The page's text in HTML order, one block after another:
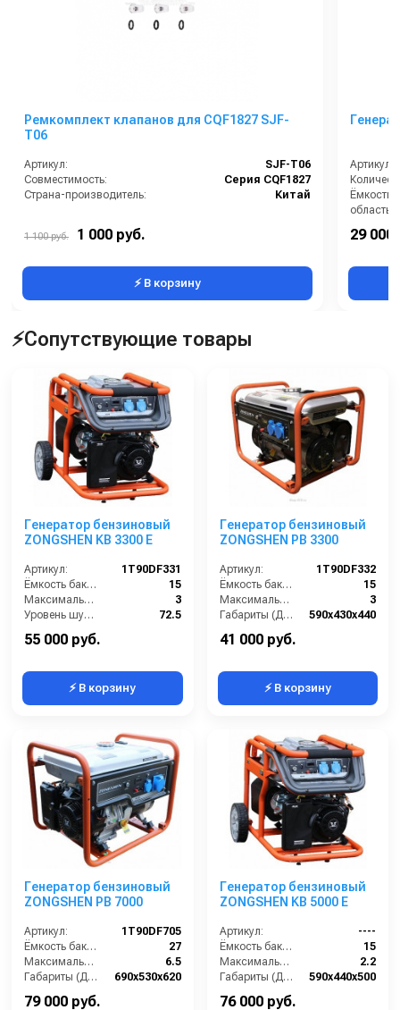
Ремкомплект клапанов для CQF1827 SJF-
T06
Артикул:
SJF-T06
Совместимость:
Серия CQF1827
Страна-производитель:
Китай
1 100 руб. 1 000 руб.
⚡ В корзину
Артикул:
Ёмкость
область
Тип
29 000
⚡Сопутствующие товары
Генератор бензиновый
ZONGSHEN KB 3300 E
Артикул:
1T90DF331
Ёмкость бака (л):
15
Максимальная мощность (кВА):
3
Уровень шума (дБ(А)):
72.5
Габариты (ДхШхВ):
55 000 руб.
⚡ В корзину
Генератор бензиновый
ZONGSHEN PB 3300
Артикул:
1T90DF332
Ёмкость бака (л):
15
Максимальная мощность (кВА):
3
Габариты (ДхШхВ):
590х430х440
Количество фаз:
41 000 руб.
⚡ В корзину
Генератор бензиновый
ZONGSHEN PB 7000
Артикул:
1T90DF705
Ёмкость бака (л):
27
Максимальная мощность (кВА):
6.5
Габариты (ДхШхВ):
690х530х620
79 000 руб.
Генератор бензиновый
ZONGSHEN KB 5000 E
Артикул:
----
Ёмкость бака (л):
15
Максимальная мощность (кВА):
2.2
Габариты (ДхШхВ):
590х440х500
76 000 руб.